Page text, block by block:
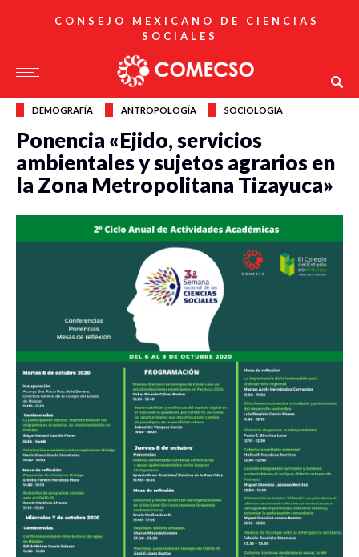
CONSEJO MEXICANO DE CIENCIAS
SOCIALES
DEMOGRAFÍA ANTROPOLOGÍA SOCIOLOGÍA
Ponencia «Ejido, servicios
ambientales y sujetos agrarios en
la Zona Metropolitana Tizayuca»